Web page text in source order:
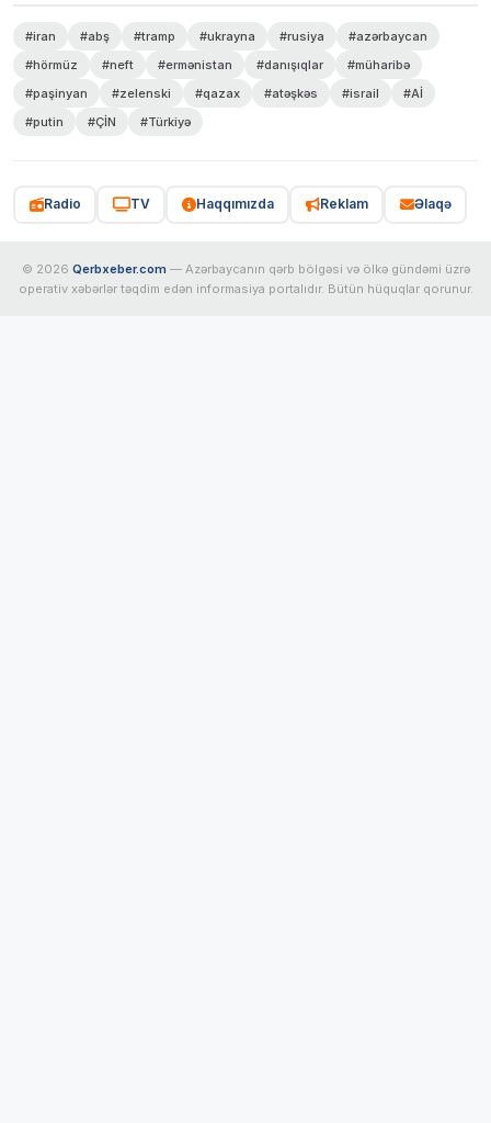
#iran #abş #tramp #ukrayna #rusiya
#azərbaycan
#hörmüz
#neft #ermənistan #danışıqlar
#müharibə
#paşinyan
#zelenski #qazax #atəşkəs #israil
#Aİ
#putin
#ÇİN #Türkiyə
Radio TV Haqqımızda Reklam Əlaqə
© 2026 Qerbxeber.com — Azərbaycanın qərb bölgəsi və ölkə gündəmi üzrə
operativ xəbərlər təqdim edən informasiya portalıdır. Bütün hüquqlar qorunur.